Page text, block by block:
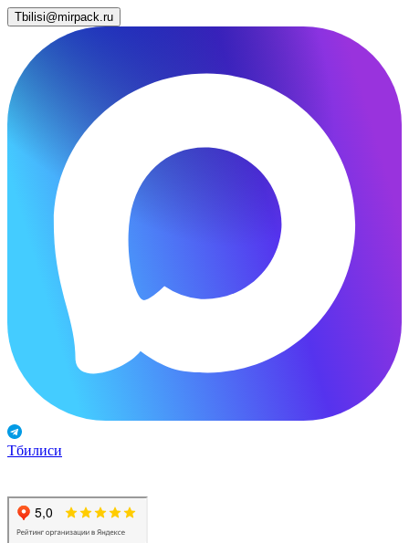
Tbilisi@mirpack.ru
Тбилиси